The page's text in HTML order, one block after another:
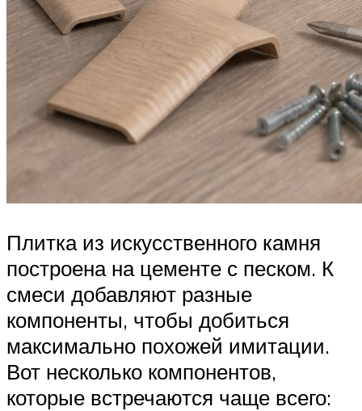
Плитка из искусственного камня
построена на цементе с песком. К
смеси добавляют разные
компоненты, чтобы добиться
максимально похожей имитации.
Вот несколько компонентов,
которые встречаются чаще всего: